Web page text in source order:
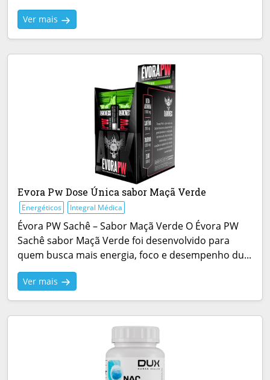
Ver mais
Evora Pw Dose Única sabor Maçã Verde
Energéticos Integral Médica
Évora PW Sachê – Sabor Maçã Verde O Évora PW
Sachê sabor Maçã Verde foi desenvolvido para
quem busca mais energia, foco e desempenho du...
Ver mais